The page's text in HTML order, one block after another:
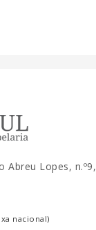
Abreu Lopes, n.º9,
nacional)